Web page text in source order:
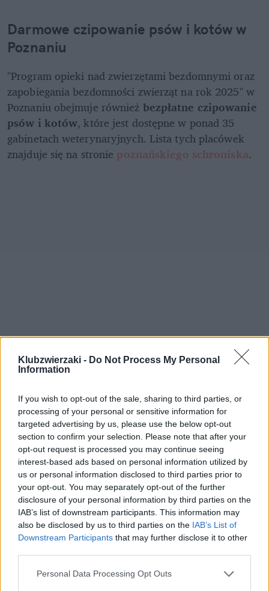
Klubzwierzaki - Do Not Process My Personal
Information
If you wish to opt-out of the sale, sharing to third parties, or
processing of your personal or sensitive information for
targeted advertising by us, please use the below opt-out
section to confirm your selection. Please note that after your
opt-out request is processed you may continue seeing
interest-based ads based on personal information utilized by
us or personal information disclosed to third parties prior to
your opt-out. You may separately opt-out of the further
disclosure of your personal information by third parties on the
IAB’s list of downstream participants. This information may
also be disclosed by us to third parties on the IAB’s List of
Downstream Participants that may further disclose it to other
Personal Data Processing Opt Outs
Darmowe czipowanie psów i kotów w
Poznaniu
"Program opieki nad zwierzętami bezdomnymi oraz
zapobiegania bezdomności zwierząt na rok 2025" w
Poznaniu obejmuje również bezpłatne czipowanie
psów i kotów, które jest dostępne w ponad 35
gabinetach weterynaryjnych. Lista tych placówek
znajduje się na stronie poznańskiego schroniska.
TEFAL FREEZI
schroniska zostało szybko odebranych przez swoich